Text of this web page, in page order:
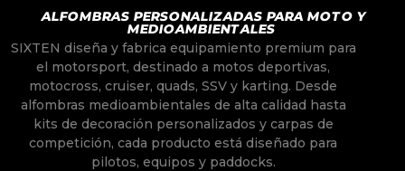
ALFOMBRAS PERSONALIZADAS PARA MOTO Y
MEDIOAMBIENTALES
SIXTEN diseña y fabrica equipamiento premium para
el motorsport, destinado a motos deportivas,
motocross, cruiser, quads, SSV y karting. Desde
alfombras medioambientales de alta calidad hasta
kits de decoración personalizados y carpas de
competición, cada producto está diseñado para
pilotos, equipos y paddocks.